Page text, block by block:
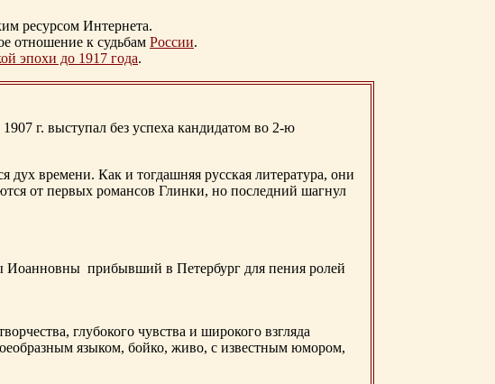
ресурсом Интернета.
отношение к судьбам России.
эпохи до 1917 года.
г. выступал без успеха кандидатом во 2-ю
времени. Как и тогдашняя русская литература, они
от первых романсов Глинки, но последний шагнул
Иоанновны прибывший в Петербург для пения ролей
глубокого чувства и широкого взгляда
языком, бойко, живо, с известным юмором,